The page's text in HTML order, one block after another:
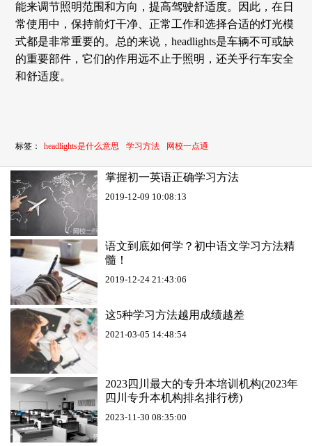
能来调节照明范围和方向，提高驾驶舒适度。因此，在日
常使用中，保持前灯干净、正常工作和选择合适的灯光模
式都是非常重要的。总的来说，headlights是车辆不可或缺
的重要部件，它们的作用远不止于照明，还关乎行车安全
和舒适度。
标签： headlights是什么意思 学习方法 网校一点通
掌握初一英语正确学习方法
2019-12-09 10:08:13
语文到底如何学？初中语文学习方法精
髓！
2019-12-24 21:43:06
这5种学习方法越用成绩越差
2021-03-05 14:48:54
2023四川最大的专升本培训机构(2023年
四川专升本机构排名排行榜)
2023-11-30 08:35:00